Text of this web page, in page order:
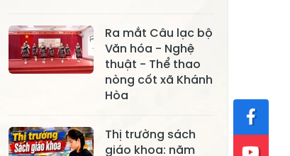
Xã Đông
Cuông
Xã Tân Hợp
Xã Mậu A Xã Xuân Ái
Xã Lục Yên
Xã Tân Lĩnh
Ra mắt Câu lạc bộ
Văn hóa - Nghệ
thuật - Thể thao
nòng cốt xã Khánh
Hòa
Thị trường sách
giáo khoa: năm